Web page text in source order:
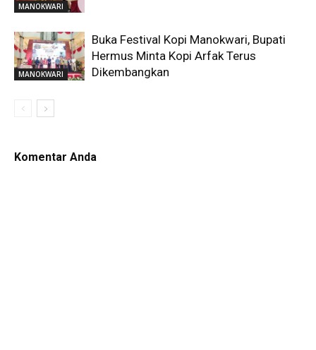
MANOKWARI
MANOKWARI
Buka Festival Kopi Manokwari, Bupati
Hermus Minta Kopi Arfak Terus
Dikembangkan
Komentar Anda